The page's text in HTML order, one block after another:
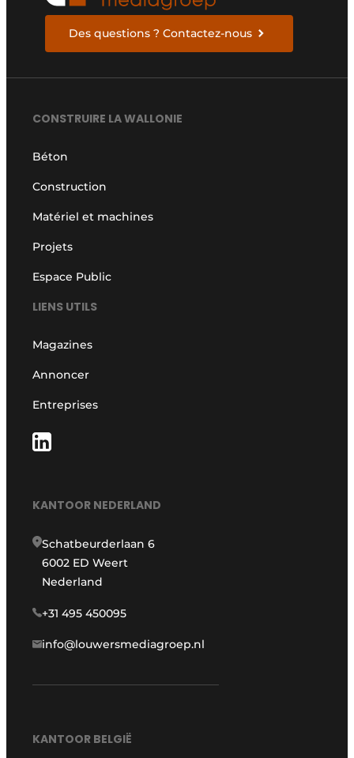
Des questions ? Contactez-nous
CONSTRUIRE LA WALLONIE
Béton
Construction
Matériel et machines
Projets
Espace Public
LIENS UTILS
Magazines
Annoncer
Entreprises
KANTOOR NEDERLAND
Schatbeurderlaan 6
6002 ED Weert
Nederland
+31 495 450095
info@louwersmediagroep.nl
KANTOOR BELGIË